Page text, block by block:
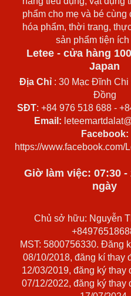
phẩm cho mẹ và bé cùng
hóa phẩm, thời trang,
sản phẩm tiện ích
Letee - cửa hàng
Japan
Địa Chỉ : 30 Mạc Đĩnh
Đồng
SĐT: +84 976 518 688 -
Email:
Facebook:
https://www.facebook.com/
Giờ làm việc: 07:30 -
ngày
Chủ sở hữu: Nguyễn
MST: 5800756330. Đăng
08/10/2018, đăng kí thay
12/03/2019, đăng ký thay
07/12/2022, đăng ký thay